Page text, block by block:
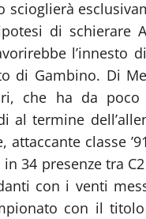
scioglierà
di schierare
di Gambino. Di
che ha da
al termine
classe
34 presenze tra
con i venti
con il